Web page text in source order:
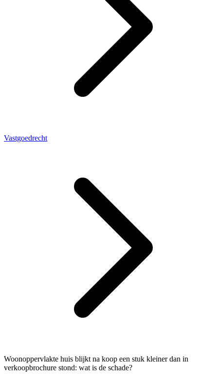
Vastgoedrecht
Woonoppervlakte huis blijkt na koop een stuk kleiner dan in
verkoopbrochure stond: wat is de schade?